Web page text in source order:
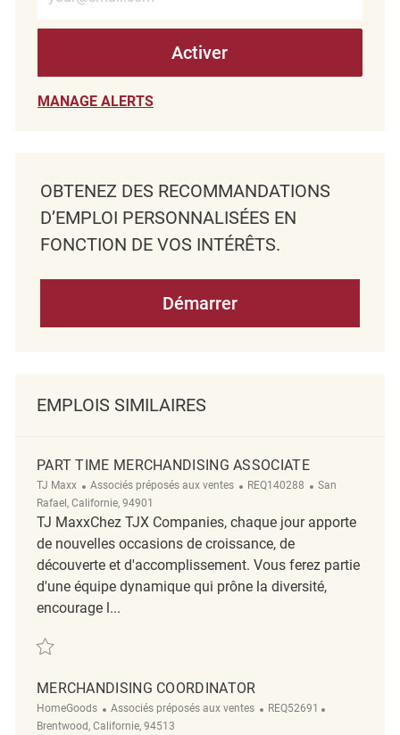
Activer
MANAGE ALERTS
OBTENEZ DES RECOMMANDATIONS
D’EMPLOI PERSONNALISÉES EN
FONCTION DE VOS INTÉRÊTS.
Démarrer
EMPLOIS SIMILAIRES
PART TIME MERCHANDISING ASSOCIATE
TJ Maxx Catégorie
Associés préposés aux ventes ReqId
REQ140288 Emplacement
San
Rafael, Californie, 94901
TJ MaxxChez TJX Companies, chaque jour apporte
de nouvelles occasions de croissance, de
découverte et d'accomplissement. Vous ferez partie
d'une équipe dynamique qui prône la diversité,
encourage l...
Sauvegarder Part Time Merchandising Associate REQ140288
MERCHANDISING COORDINATOR
HomeGoods Catégorie
Associés préposés aux ventes ReqId
REQ52691
Brentwood, Californie, 94513